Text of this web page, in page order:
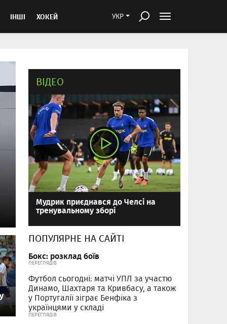
УКР
ІНШІ ХОКЕЙ
ВІДЕО
Мудрик приєднався до Челсі на
тренувальному зборі
ПОПУЛЯРНЕ НА САЙТІ
Бокс: розклад боїв
ПЕРЕГЛЯДІВ
Футбол сьогодні: матчі УПЛ за участю
Динамо, Шахтаря та Кривбасу, а також
у Португалії зіграє Бенфіка з
українцями у складі
ПЕРЕГЛЯДІВ